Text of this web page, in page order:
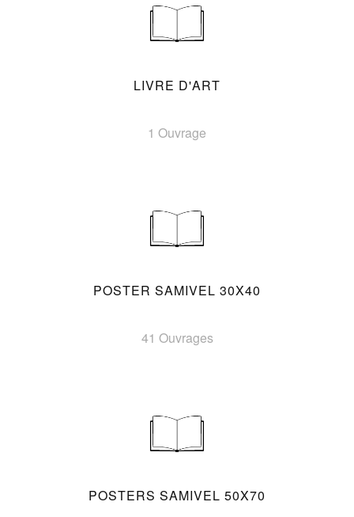
LIVRE D'ART
1 Ouvrage
POSTER SAMIVEL 30X40
41 Ouvrages
POSTERS SAMIVEL 50X70